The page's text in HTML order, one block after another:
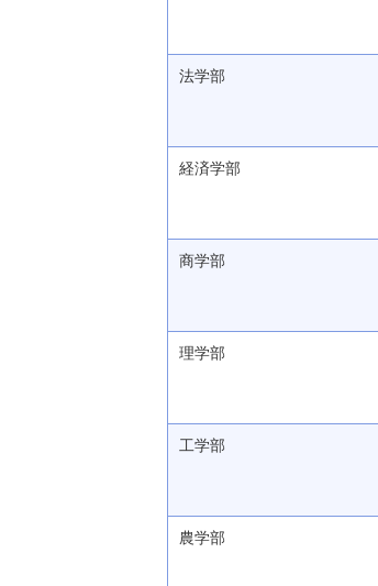
法学部
経済学部
商学部
理学部
工学部
農学部